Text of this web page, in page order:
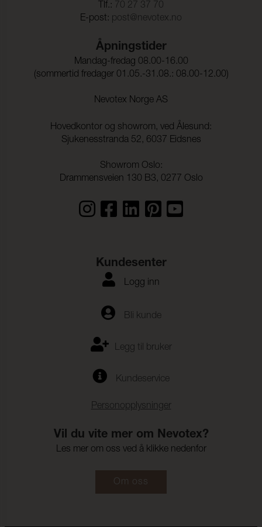
Tlf.: 70 27 37 70
E-post: post@nevotex.no
Åpningstider
Mandag-fredag 08.00-16.00
(sommertid fredager 01.05.-31.08.: 08.00-12.00)
Nevotex Norge AS
Hovedkontor og showrom, ved Ålesund:
Sjukenesstranda 52, 6037 Eidsnes
Showrom Oslo:
Drammensveien 130 B3, 0277 Oslo
Kundesenter
Logg inn
Bli kunde
Legg til bruker
Kundeservice
Personopplysninger
Vil du vite mer om Nevotex?
Les mer om oss ved å klikke nedenfor
Om oss